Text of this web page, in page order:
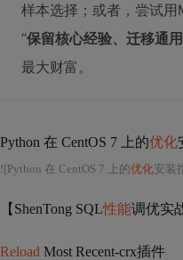
样本选择；或者，尝试
“保留核心经验、迁移通
最大财富。
Python 在 CentOS 7 上的优化
![Python 在 CentOS 7 上的优化安装
【ShenTong SQL性能调优实
Reload Most Recent-crx插件